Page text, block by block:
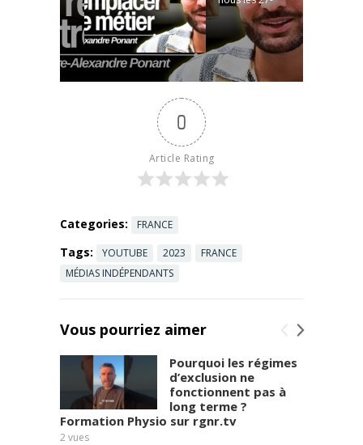
Read more
28 juin près
de Dole
pour le tout
premier
FESTIVAL
Informations
et billetterie :
0
Article Rating
Categories: FRANCE
Tags: YOUTUBE 2023
FRANCE
MÉDIAS INDÉPENDANTS
Vous pourriez aimer
Pourquoi les régimes
d’exclusion ne
fonctionnent pas à
long terme ?
Formation Physio sur rgnr.tv
2vues